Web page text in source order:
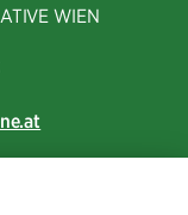
WIEN